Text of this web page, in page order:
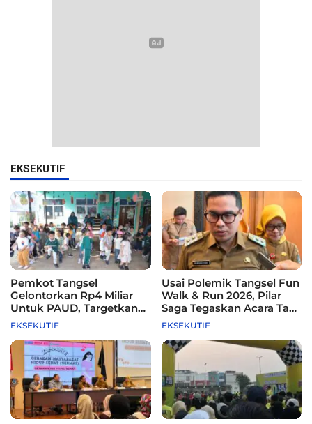
EKSEKUTIF
Pemkot Tangsel
Gelontorkan Rp4 Miliar
Untuk PAUD, Targetkan
115 Sekolah
EKSEKUTIF
Usai Polemik Tangsel Fun
Walk & Run 2026, Pilar
Saga Tegaskan Acara Tak
Difasilitasi Pemkot
EKSEKUTIF